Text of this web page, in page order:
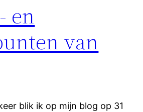
en
van
blik ik op mijn blog op 31